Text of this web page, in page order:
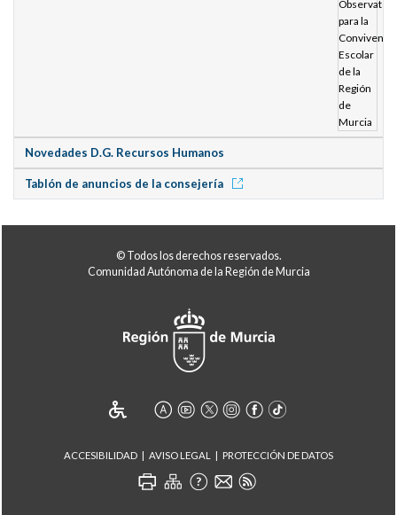
Novedades D.G. Recursos Humanos
Tablón de anuncios de la consejería
© Todos los derechos reservados.
Comunidad Autónoma de la Región de Murcia
ACCESIBILIDAD AVISO LEGAL PROTECCIÓN DE DATOS